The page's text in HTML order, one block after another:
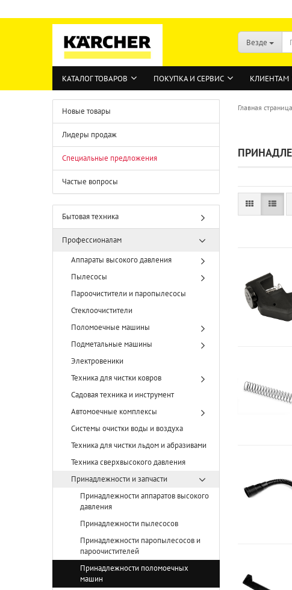
Везде
КАТАЛОГ ТОВАРОВ ПОКУПКА И СЕРВИС КЛИЕНТАМ
Главная страница
Новые товары
Лидеры продаж
Специальные предложения
Частые вопросы
Бытовая техника
Профессионалам
Аппараты высокого давления
Пылесосы
Пароочистители и паропылесосы
Стеклоочистители
Поломоечные машины
Подметальные машины
Электровеники
Техника для чистки ковров
Садовая техника и инструмент
Автомоечные комплексы
Системы очистки воды и воздуха
Техника для чистки льдом и абразивами
Техника сверхвысокого давления
Принадлежности и запчасти
Принадлежности аппаратов высокого
давления
Принадлежности пылесосов
Принадлежности паропылесосов и
пароочистителей
Принадлежности поломоечных
машин